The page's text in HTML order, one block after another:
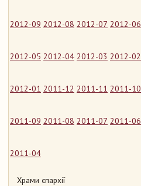
2012-09 2012-08 2012-07 2012-06
2012-05 2012-04 2012-03 2012-02
2012-01 2011-12 2011-11 2011-10
2011-09 2011-08 2011-07 2011-06
2011-04
Храми єпархії